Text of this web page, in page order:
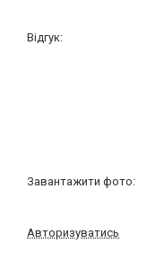
Відгук:
Завантажити фото:
Авторизуватись